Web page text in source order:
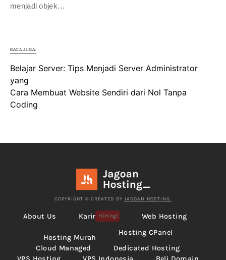
menjadi objek…
BACA JUGA:
Belajar Server: Tips Menjadi Server Administrator
yang
Cara Membuat Website Sendiri dari Nol Tanpa
Coding
COPYRIGHT © CREATED BY JAGOAN HOSTING.
About Us Karir Hiring! Web Hosting
Hosting Murah
Hosting CPanel
Cloud Managed
Dedicated Hosting